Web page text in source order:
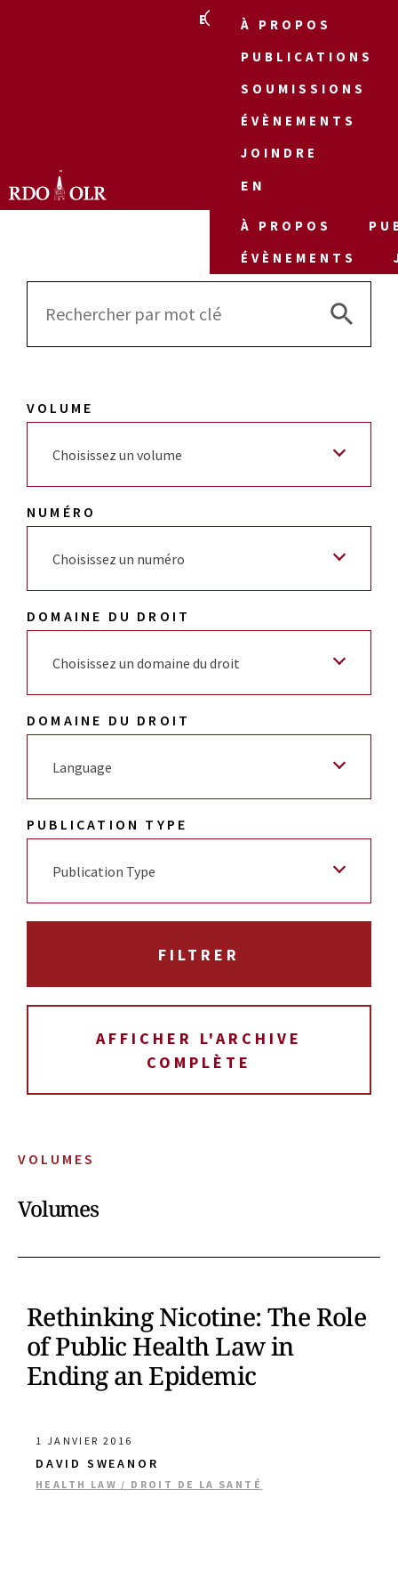
EN
À PROPOS
PUBLICATIONS
SOUMISSIONS
ÉVÈNEMENTS
JOINDRE
EN
À PROPOS
ÉVÈNEMENTS
VOLUMES
Volumes
Rethinking Nicotine: The Role
of Public Health Law in
Ending an Epidemic
1 JANVIER 2016
DAVID SWEANOR
HEALTH LAW / DROIT DE LA SANTÉ
Search
Search
VOLUME
Choisissez un volume
NUMÉRO
Choisissez un numéro
DOMAINE DU DROIT
Choisissez un domaine du droit
DOMAINE DU DROIT
Language
PUBLICATION TYPE
Publication Type
AFFICHER L'ARCHIVE
COMPLÈTE